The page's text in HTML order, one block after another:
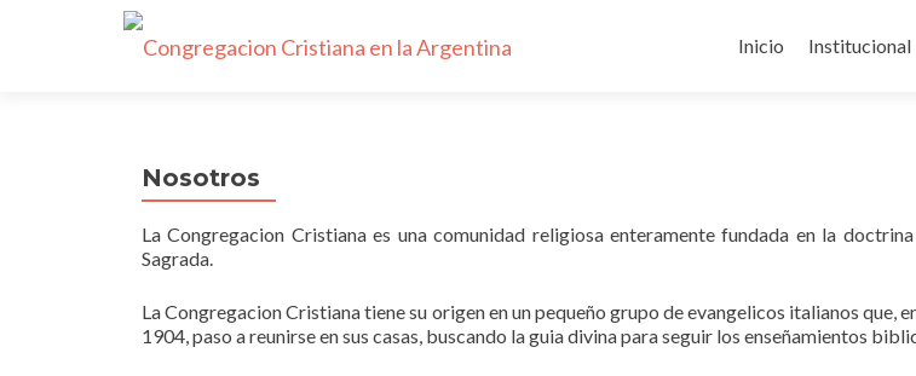
a
Inicio Institucional
Nosotros
La Congregacion Cristiana es una comunidad religiosa enteramente fundada en la
Sagrada.
La Congregacion Cristiana tiene su origen en un pequeño grupo de evangelicos italianos que,
1904, paso a reunirse en sus casas, buscando la guia divina para seguir los enseñamientos